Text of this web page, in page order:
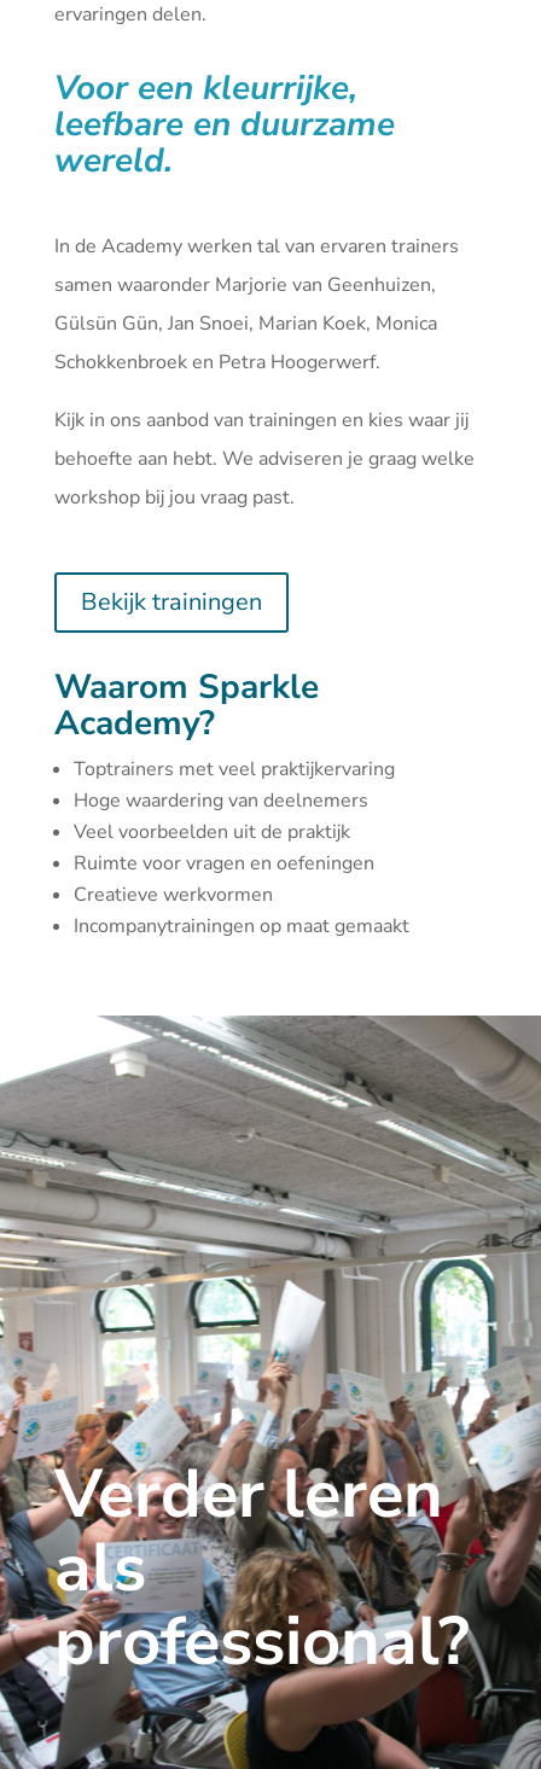
ervaringen delen.
Voor een kleurrijke,
leefbare en duurzame
wereld.
In de Academy werken tal van ervaren trainers
samen waaronder Marjorie van Geenhuizen,
Gülsün Gün, Jan Snoei, Marian Koek, Monica
Schokkenbroek en Petra Hoogerwerf.
Kijk in ons aanbod van trainingen en kies waar jij
behoefte aan hebt. We adviseren je graag welke
workshop bij jou vraag past.
Bekijk trainingen
Waarom Sparkle
Academy?
Toptrainers met veel praktijkervaring
Hoge waardering van deelnemers
Veel voorbeelden uit de praktijk
Ruimte voor vragen en oefeningen
Creatieve werkvormen
Incompanytrainingen op maat gemaakt
Verder leren
als
professional?